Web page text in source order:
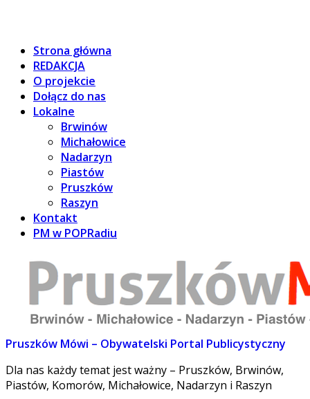
Strona główna
REDAKCJA
O projekcie
Dołącz do nas
Lokalne
Brwinów
Michałowice
Nadarzyn
Piastów
Pruszków
Raszyn
Kontakt
PM w POPRadiu
Pruszków Mówi – Obywatelski Portal Publicystyczny
Dla nas każdy temat jest ważny – Pruszków, Brwinów,
Piastów, Komorów, Michałowice, Nadarzyn i Raszyn